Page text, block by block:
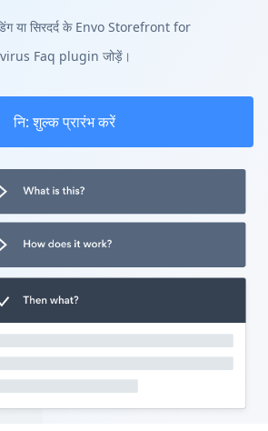
या सिरदर्द के Envo Storefront for
Faq plugin जोड़ें।
नि: शुल्क प्रारंभ करें